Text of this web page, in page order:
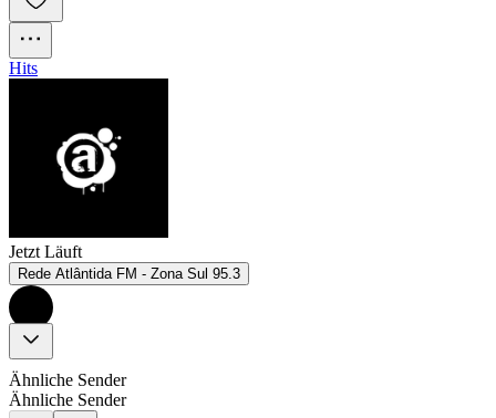
Hits
Jetzt Läuft
Rede Atlântida FM - Zona Sul 95.3
Ähnliche Sender
Ähnliche Sender